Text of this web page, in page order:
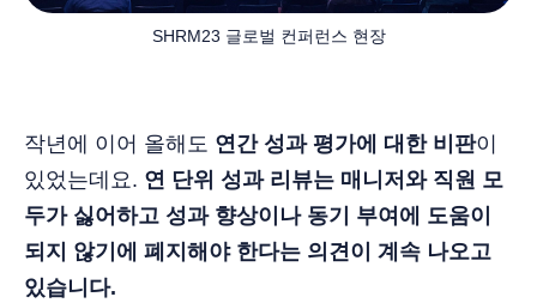
SHRM23 글로벌 컨퍼런스 현장
작년에 이어 올해도 연간 성과 평가에 대한 비판이
있었는데요. 연 단위 성과 리뷰는 매니저와 직원 모
두가 싫어하고 성과 향상이나 동기 부여에 도움이
되지 않기에 폐지해야 한다는 의견이 계속 나오고
있습니다.